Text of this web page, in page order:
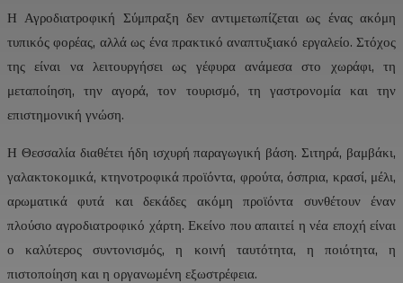
Η Αγροδιατροφική Σύμπραξη δεν αντιμετωπίζεται ως ένας ακόμη
τυπικός φορέας, αλλά ως ένα πρακτικό αναπτυξιακό εργαλείο. Στόχος
της είναι να λειτουργήσει ως γέφυρα ανάμεσα στο χωράφι, τη
μεταποίηση, την αγορά, τον τουρισμό, τη γαστρονομία και την
επιστημονική γνώση.
Η Θεσσαλία διαθέτει ήδη ισχυρή παραγωγική βάση. Σιτηρά, βαμβάκι,
γαλακτοκομικά, κτηνοτροφικά προϊόντα, φρούτα, όσπρια, κρασί, μέλι,
αρωματικά φυτά και δεκάδες ακόμη προϊόντα συνθέτουν έναν
πλούσιο αγροδιατροφικό χάρτη. Εκείνο που απαιτεί η νέα εποχή είναι
ο καλύτερος συντονισμός, η κοινή ταυτότητα, η ποιότητα, η
πιστοποίηση και η οργανωμένη εξωστρέφεια.